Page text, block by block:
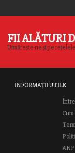
FII ALĂTURI
Urmărește-ne și pe
INFORMAȚII UTILE